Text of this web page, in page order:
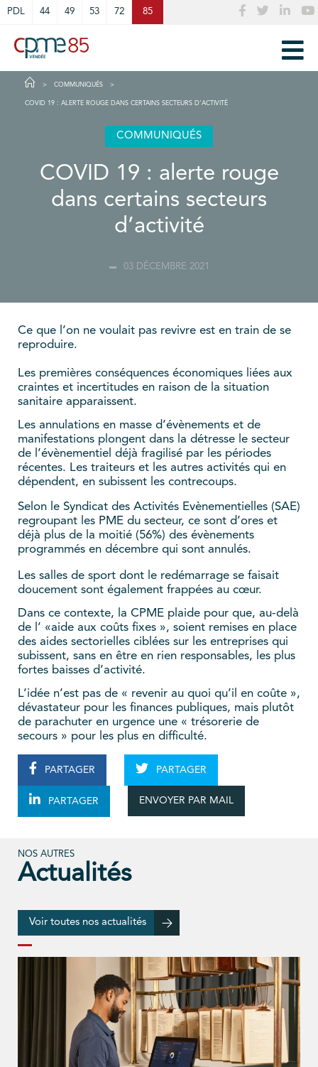
PDL 44 49 53 72 85
COMMUNIQUÉS
COVID 19 : ALERTE ROUGE DANS CERTAINS SECTEURS D’ACTIVITÉ
COMMUNIQUÉS
COVID 19 : alerte rouge
dans certains secteurs
d’activité
03 DÉCEMBRE 2021
Ce que l’on ne voulait pas revivre est en train de se
reproduire.
Les premières conséquences économiques liées aux
craintes et incertitudes en raison de la situation
sanitaire apparaissent.
Les annulations en masse d’évènements et de
manifestations plongent dans la détresse le secteur
de l’évènementiel déjà fragilisé par les périodes
récentes. Les traiteurs et les autres activités qui en
dépendent, en subissent les contrecoups.
Selon le Syndicat des Activités Evènementielles (SAE)
regroupant les PME du secteur, ce sont d’ores et
déjà plus de la moitié (56%) des évènements
programmés en décembre qui sont annulés.
Les salles de sport dont le redémarrage se faisait
doucement sont également frappées au cœur.
Dans ce contexte, la CPME plaide pour que, au-delà
de l’ «aide aux coûts fixes », soient remises en place
des aides sectorielles ciblées sur les entreprises qui
subissent, sans en être en rien responsables, les plus
fortes baisses d’activité.
L’idée n’est pas de « revenir au quoi qu’il en coûte »,
dévastateur pour les finances publiques, mais plutôt
de parachuter en urgence une « trésorerie de
secours » pour les plus en difficulté.
PARTAGER PARTAGER
PARTAGER ENVOYER PAR MAIL
NOS AUTRES
Actualités
Voir toutes nos actualités
Cookies management panel